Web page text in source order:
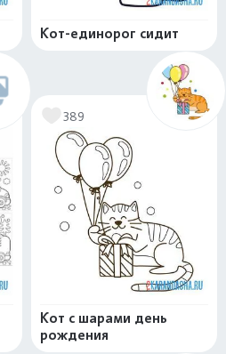
Кот-единорог сидит
389
Кот с шарами день
рождения